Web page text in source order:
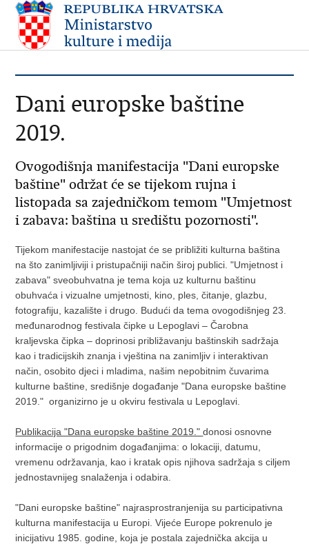
Dani europske baštine
2019.
Ovogodišnja manifestacija "Dani europske
baštine" održat će se tijekom rujna i
listopada sa zajedničkom temom "Umjetnost
i zabava: baština u središtu pozornosti".
Tijekom manifestacije nastojat će se približiti kulturna baština
na što zanimljiviji i pristupačniji način široj publici. "Umjetnost i
zabava" sveobuhvatna je tema koja uz kulturnu baštinu
obuhvaća i vizualne umjetnosti, kino, ples, čitanje, glazbu,
fotografiju, kazalište i drugo. Budući da tema ovogodišnjeg 23.
međunarodnog festivala čipke u Lepoglavi – Čarobna
kraljevska čipka – doprinosi približavanju baštinskih sadržaja
kao i tradicijskih znanja i vještina na zanimljiv i interaktivan
način, osobito djeci i mladima, našim nepobitnim čuvarima
kulturne baštine, središnje događanje "Dana europske baštine
2019." organizirno je u okviru festivala u Lepoglavi.
Publikacija "Dana europske baštine 2019."donosi osnovne
informacije o prigodnim događanjima: o lokaciji, datumu,
vremenu održavanja, kao i kratak opis njihova sadržaja s ciljem
jednostavnijeg snalaženja i odabira.
"Dani europske baštine" najrasprostranjenija su participativna
kulturna manifestacija u Europi. Vijeće Europe pokrenulo je
inicijativu 1985. godine, koja je postala zajednička akcija u